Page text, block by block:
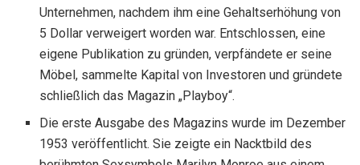
Unternehmen, nachdem ihm eine Gehaltserhöhung von
5 Dollar verweigert worden war. Entschlossen, eine
eigene Publikation zu gründen, verpfändete er seine
Möbel, sammelte Kapital von Investoren und gründete
schließlich das Magazin „Playboy“.
Die erste Ausgabe des Magazins wurde im Dezember
1953 veröffentlicht. Sie zeigte ein Nacktbild des